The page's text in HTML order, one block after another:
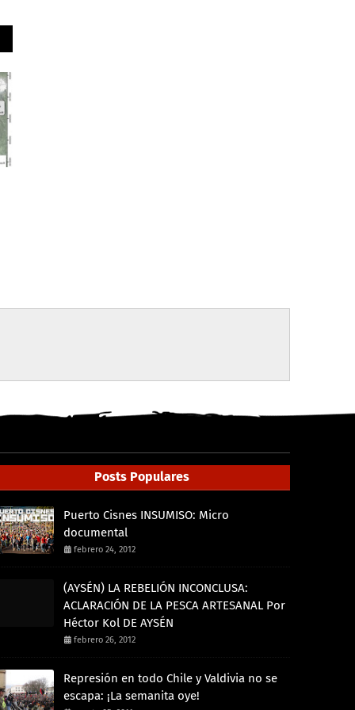
Posts Populares
Puerto Cisnes INSUMISO: Micro
documental
febrero 24, 2012
(AYSÉN) LA REBELIÓN INCONCLUSA:
ACLARACIÓN DE LA PESCA ARTESANAL Por
Héctor Kol DE AYSÉN
febrero 26, 2012
Represión en todo Chile y Valdivia no se
escapa: ¡La semanita oye!